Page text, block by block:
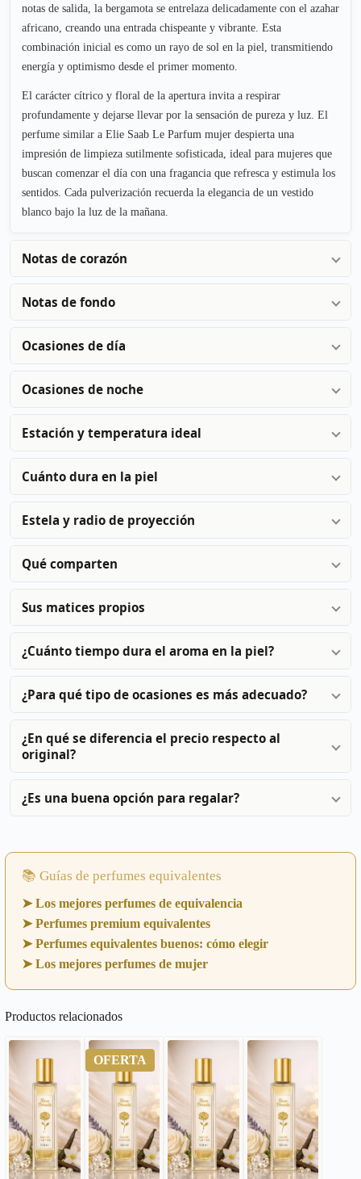
notas de salida, la bergamota se entrelaza delicadamente con el azahar
africano, creando una entrada chispeante y vibrante. Esta
combinación inicial es como un rayo de sol en la piel, transmitiendo
energía y optimismo desde el primer momento.
El carácter cítrico y floral de la apertura invita a respirar
profundamente y dejarse llevar por la sensación de pureza y luz. El
perfume similar a Elie Saab Le Parfum mujer despierta una
impresión de limpieza sutilmente sofisticada, ideal para mujeres que
buscan comenzar el día con una fragancia que refresca y estimula los
sentidos. Cada pulverización recuerda la elegancia de un vestido
blanco bajo la luz de la mañana.
Notas de corazón
Notas de fondo
Ocasiones de día
Ocasiones de noche
Estación y temperatura ideal
Cuánto dura en la piel
Estela y radio de proyección
Qué comparten
Sus matices propios
¿Cuánto tiempo dura el aroma en la piel?
¿Para qué tipo de ocasiones es más adecuado?
¿En qué se diferencia el precio respecto al
original?
¿Es una buena opción para regalar?
📚 Guías de perfumes equivalentes
➤ Los mejores perfumes de equivalencia
➤ Perfumes premium equivalentes
➤ Perfumes equivalentes buenos: cómo elegir
➤ Los mejores perfumes de mujer
Productos relacionados
OFERTA